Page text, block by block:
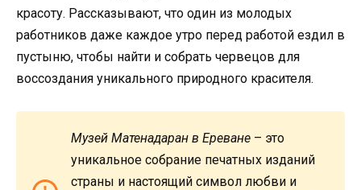
красоту. Рассказывают, что один из молодых
работников даже каждое утро перед работой ездил в
пустыню, чтобы найти и собрать червецов для
воссоздания уникального природного красителя.
Музей Матенадаран в Ереване – это
уникальное собрание печатных изданий
страны и настоящий символ любви и